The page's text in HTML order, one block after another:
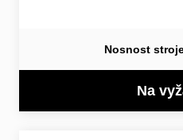
Nosnost
Na